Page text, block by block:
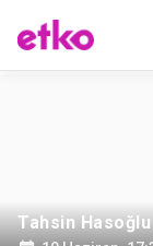
Tahsin Hasoğlu